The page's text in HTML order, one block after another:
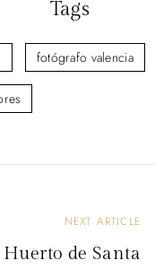
Tags
fotógrafo valencia
NEXT ARTICLE
de Santa